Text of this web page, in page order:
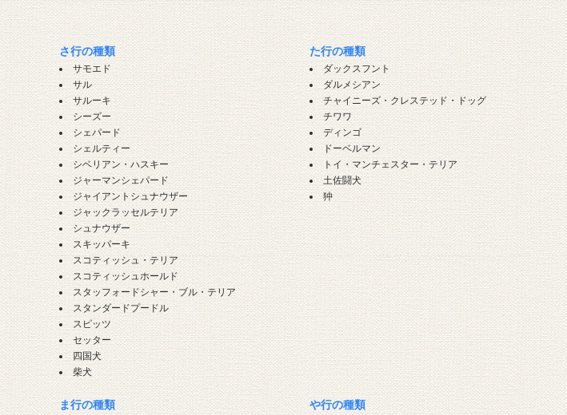
さ行の種類
サモエド
サル
サルーキ
シーズー
シェパード
シェルティー
シベリアン・ハスキー
ジャーマンシェパード
ジャイアントシュナウザー
ジャックラッセルテリア
シュナウザー
スキッパーキ
スコティッシュ・テリア
スコティッシュホールド
スタッフォードシャー・ブル・テリア
スタンダードプードル
スピッツ
セッター
四国犬
柴犬
た行の種類
ダックスフント
ダルメシアン
チャイニーズ・クレステッド・ドッグ
チワワ
ディンゴ
ドーベルマン
トイ・マンチェスター・テリア
土佐闘犬
狆
ま行の種類 や行の種類